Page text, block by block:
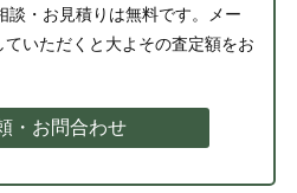
談・お見積りは無料です。メー
いただくと大よその査定額をお
・お問合わせ